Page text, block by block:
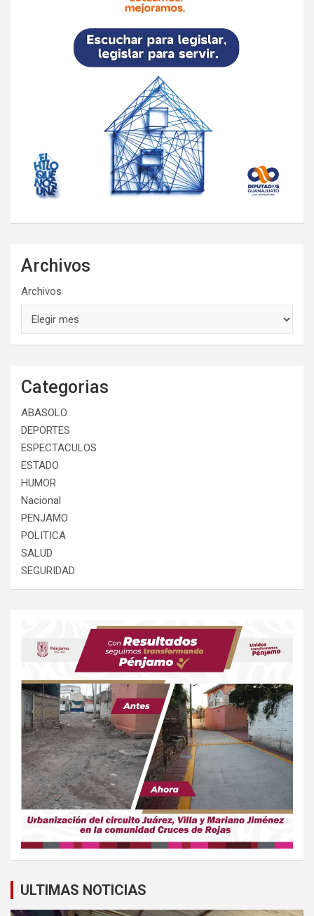
Archivos
Archivos
Categorias
ABASOLO
DEPORTES
ESPECTACULOS
ESTADO
HUMOR
Nacional
PENJAMO
POLITICA
SALUD
SEGURIDAD
ULTIMAS NOTICIAS